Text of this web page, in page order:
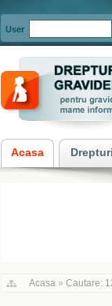
Acasa » Cautare:
User
Acasa